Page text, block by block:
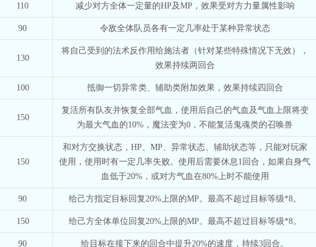
110 减少对方全体一定量的HP及MP，效果受对方力量属性影响
90 令敌全体队员各有一定几率处于某种异常状态
130
将自己受到的法术反作用给施法者（针对某些特殊情况下无效），
效果持续两回合
100 抵御一切异常类、辅助类附加效果，效果持续四回合
150
复活所有队友并恢复全部气血，使用后自己的气血及气血上限将变
为最大气血的10%，魔法变为0，不能复活鬼魂类的召唤兽
150
和对方交换状态，HP、MP、异常状态、辅助状态等，只能对玩家
使用，使用时有一定几率失败。使用后需要休息1回合，如果自身气
血低于20%，或对方气血在80%上时不能使用
90 给己方指定目标回复20%上限的MP。最高不超过目标等级*8。
150 给己方全体单位回复20%上限的MP。最高不超过目标等级*8。
90 给目标在接下来的回合中提升20%的速度，持续3回合。